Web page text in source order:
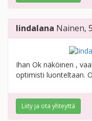
lindalana Nainen,
Ihan Ok näköinen ,
optimisti luonteltaan.
Liity ja ota yhteyttä